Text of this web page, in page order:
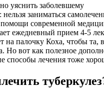
уяснить заболевшему
заниматься
помощи современной
ежедневный прием 4-5
на палочку Коха, чтобы та,
Но вот как полезное
способы лечения тоже